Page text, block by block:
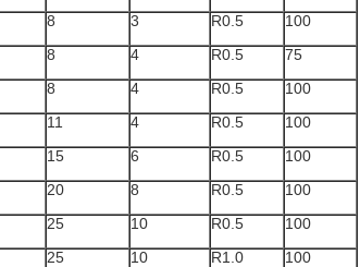
8 3 R0.5
100
8 4 R0.5
75
8 4 R0.5
100
11 4 R0.5
100
15 6 R0.5
100
20 8 R0.5
100
25 10 R0.5
100
25 10 R1.0
100